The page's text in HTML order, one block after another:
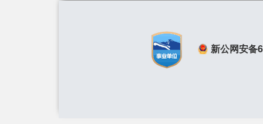
新公网安备